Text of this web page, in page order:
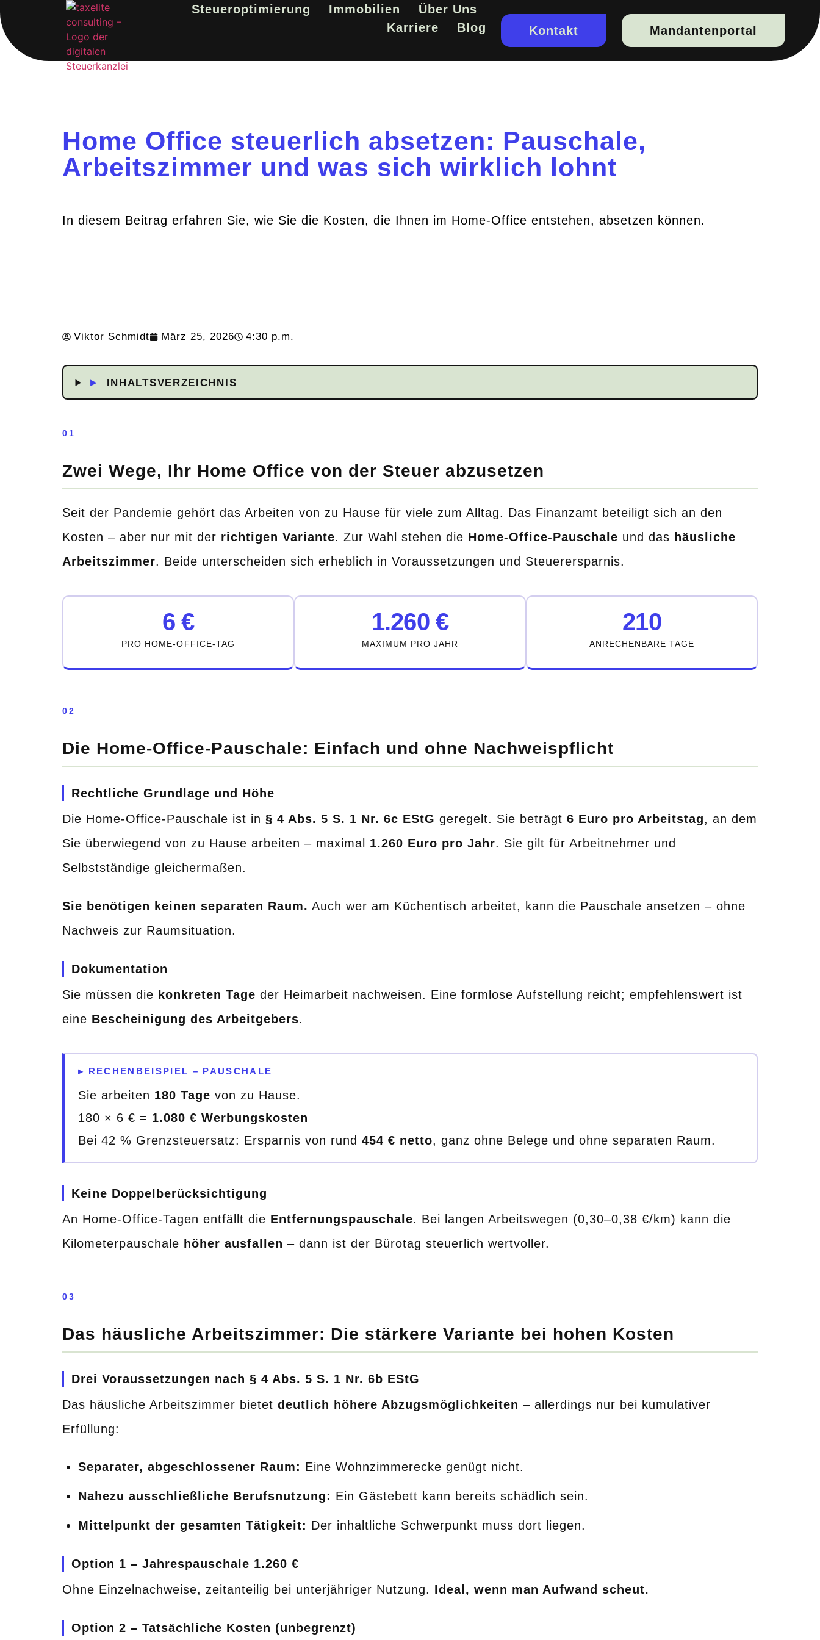
Steueroptimierung Immobilien
Über Uns
Karriere
Blog Kontakt Mandantenportal
Home Office steuerlich absetzen: Pauschale,
Arbeitszimmer und was sich wirklich lohnt
In diesem Beitrag erfahren Sie, wie Sie die Kosten, die Ihnen im Home-Office entstehen, absetzen können.
Viktor Schmidt März 25, 2026 4:30 p.m.
▸ INHALTSVERZEICHNIS
01
Zwei Wege, Ihr Home Office von der Steuer abzusetzen
Seit der Pandemie gehört das Arbeiten von zu Hause für viele zum Alltag. Das Finanzamt beteiligt sich an den
Kosten – aber nur mit der richtigen Variante. Zur Wahl stehen die Home-Office-Pauschale und das häusliche
Arbeitszimmer. Beide unterscheiden sich erheblich in Voraussetzungen und Steuerersparnis.
6 €
PRO HOME-OFFICE-TAG
1.260 €
MAXIMUM PRO JAHR
210
ANRECHENBARE TAGE
02
Die Home-Office-Pauschale: Einfach und ohne Nachweispflicht
Rechtliche Grundlage und Höhe
Die Home-Office-Pauschale ist in § 4 Abs. 5 S. 1 Nr. 6c EStG geregelt. Sie beträgt 6 Euro pro Arbeitstag, an dem
Sie überwiegend von zu Hause arbeiten – maximal 1.260 Euro pro Jahr. Sie gilt für Arbeitnehmer und
Selbstständige gleichermaßen.
Sie benötigen keinen separaten Raum. Auch wer am Küchentisch arbeitet, kann die Pauschale ansetzen – ohne
Nachweis zur Raumsituation.
Dokumentation
Sie müssen die konkreten Tage der Heimarbeit nachweisen. Eine formlose Aufstellung reicht; empfehlenswert ist
eine Bescheinigung des Arbeitgebers.
▸ RECHENBEISPIEL – PAUSCHALE
Sie arbeiten 180 Tage von zu Hause.
180 × 6 € = 1.080 € Werbungskosten
Bei 42 % Grenzsteuersatz: Ersparnis von rund 454 € netto, ganz ohne Belege und ohne separaten Raum.
Keine Doppelberücksichtigung
An Home-Office-Tagen entfällt die Entfernungspauschale. Bei langen Arbeitswegen (0,30–0,38 €/km) kann die
Kilometerpauschale höher ausfallen – dann ist der Bürotag steuerlich wertvoller.
03
Das häusliche Arbeitszimmer: Die stärkere Variante bei hohen Kosten
Drei Voraussetzungen nach § 4 Abs. 5 S. 1 Nr. 6b EStG
Das häusliche Arbeitszimmer bietet deutlich höhere Abzugsmöglichkeiten – allerdings nur bei kumulativer
Erfüllung:
Separater, abgeschlossener Raum: Eine Wohnzimmerecke genügt nicht.
Nahezu ausschließliche Berufsnutzung: Ein Gästebett kann bereits schädlich sein.
Mittelpunkt der gesamten Tätigkeit: Der inhaltliche Schwerpunkt muss dort liegen.
Option 1 – Jahrespauschale 1.260 €
Ohne Einzelnachweise, zeitanteilig bei unterjähriger Nutzung. Ideal, wenn man Aufwand scheut.
Option 2 – Tatsächliche Kosten (unbegrenzt)